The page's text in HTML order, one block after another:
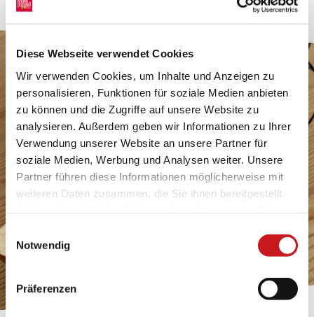
Diese Webseite verwendet Cookies
Wir verwenden Cookies, um Inhalte und Anzeigen zu
personalisieren, Funktionen für soziale Medien anbieten
zu können und die Zugriffe auf unsere Website zu
analysieren. Außerdem geben wir Informationen zu Ihrer
Verwendung unserer Website an unsere Partner für
soziale Medien, Werbung und Analysen weiter. Unsere
Partner führen diese Informationen möglicherweise mit
weiteren Daten zusammen, die Sie ihnen bereitgestellt
Datenschutzhinweisen
mehr darüber, wer wir sind, wie
personenbezogene Daten verarbeiten. Hier geht’s zum
Impressum.
Einwilligungsauswahl
Notwendig
Präferenzen